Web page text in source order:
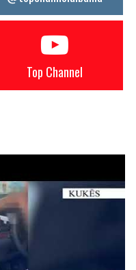
Top Channel